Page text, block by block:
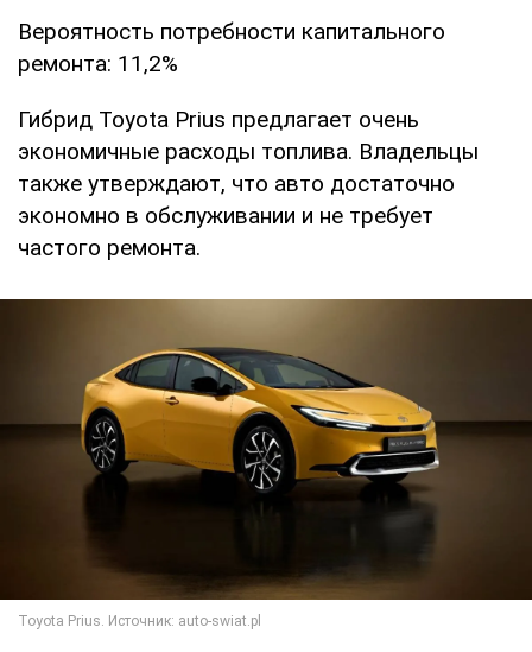
Вероятность потребности капитального
ремонта: 11,2%
Гибрид Toyota Prius предлагает очень
экономичные расходы топлива. Владельцы
также утверждают, что авто достаточно
экономно в обслуживании и не требует
частого ремонта.